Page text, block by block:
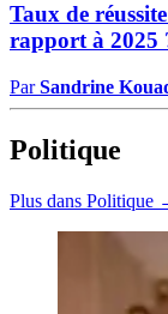
Taux de
rapport à 2025
ParSandrine
Politique
Plus dans Politique